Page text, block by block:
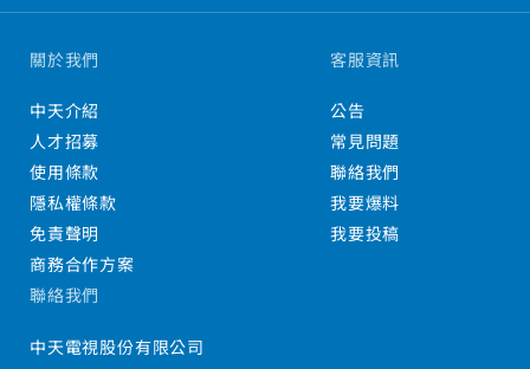
關於我們
中天介紹
人才招募
使用條款
隱私權條款
免責聲明
商務合作方案
客服資訊
公告
常見問題
聯絡我們
我要爆料
我要投稿
聯絡我們
中天電視股份有限公司